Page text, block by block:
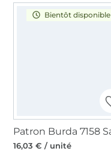
Bientôt disponible
16,03 € / unité